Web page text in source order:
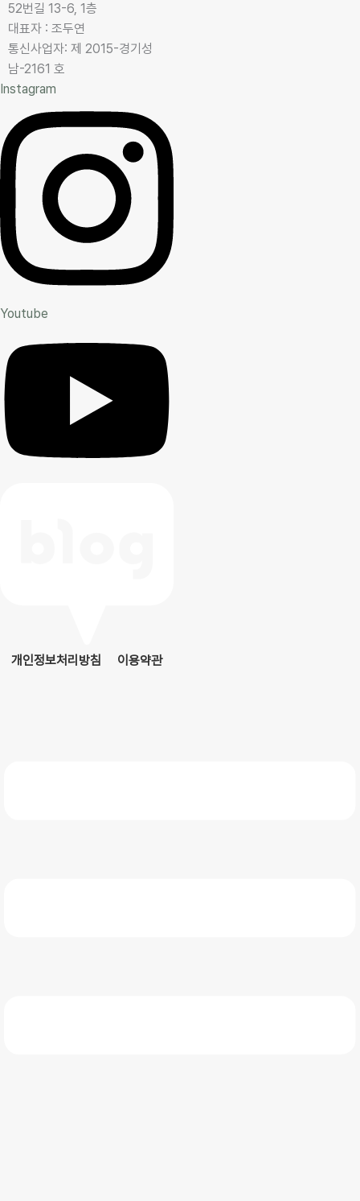
52번길 13-6, 1층
대표자 : 조두연
통신사업자: 제 2015-경기성
남-2161 호
Instagram
Youtube
개인정보처리방침 이용약관